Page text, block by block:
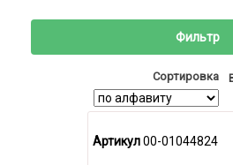
Фильтр
Сортировка
Артикул00-01044824